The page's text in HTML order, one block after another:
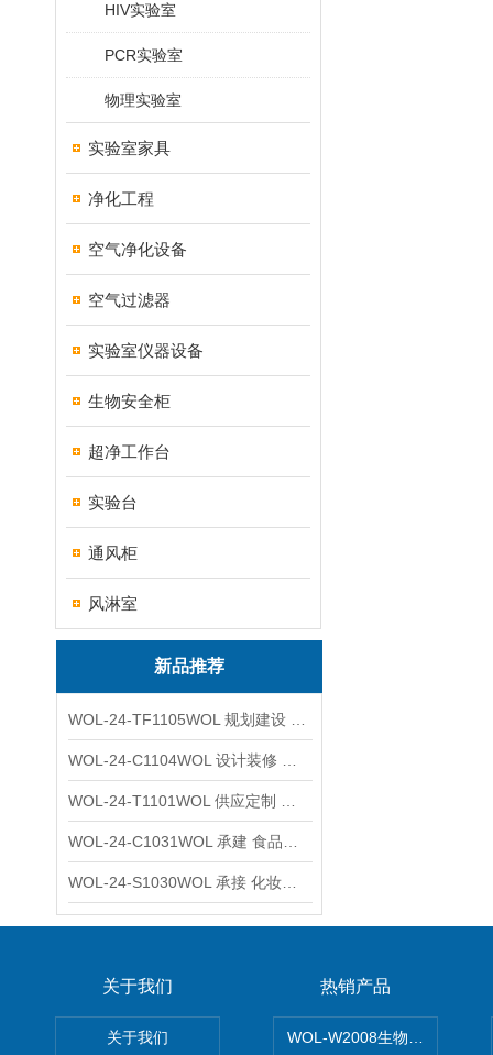
HIV实验室
PCR实验室
物理实验室
实验室家具
净化工程
空气净化设备
空气过滤器
实验室仪器设备
生物安全柜
超净工作台
实验台
通风柜
风淋室
新品推荐
关于我们
关于我们
热销产品
WOL-W2008生物制药GMP